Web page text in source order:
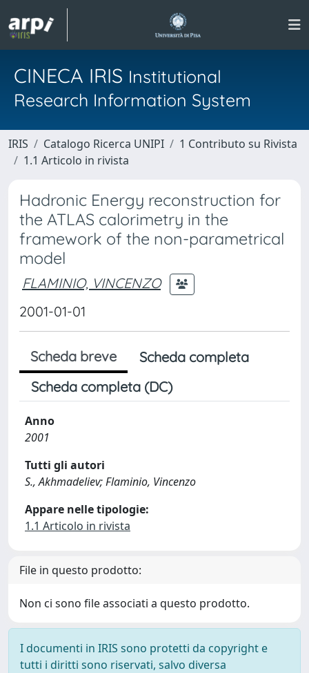
CINECA IRIS Institutional
Research Information System
IRIS Catalogo Ricerca UNIPI
1 Contributo su Rivista
1.1 Articolo in rivista
Hadronic Energy reconstruction for
the ATLAS calorimetry in the
framework of the non-parametrical
model
FLAMINIO, VINCENZO
2001-01-01
Scheda breve
Scheda completa
Scheda completa (DC)
Anno
2001
Tutti gli autori
S., Akhmadeliev; Flaminio, Vincenzo
Appare nelle tipologie:
1.1 Articolo in rivista
File in questo prodotto:
Non ci sono file associati a questo prodotto.
I documenti in IRIS sono protetti da copyright e
tutti i diritti sono riservati, salvo diversa